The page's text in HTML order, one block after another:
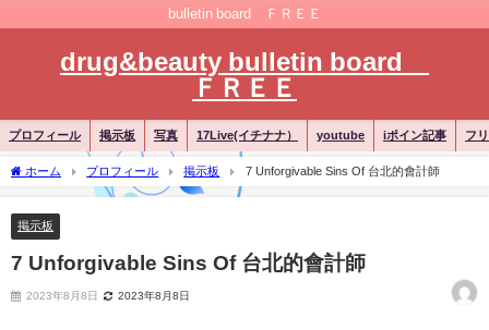
bulletin board ＦＲＥＥ
drug&beauty bulletin board
ＦＲＥＥ
プロフィール 掲示板 写真 17Live(イチナナ） youtube iポイン記事 フ
ホーム プロフィール 掲示板 7 Unforgivable Sins Of 台北的會計師
掲示板
7 Unforgivable Sins Of 台北的會計師
2023年8月8日 2023年8月8日